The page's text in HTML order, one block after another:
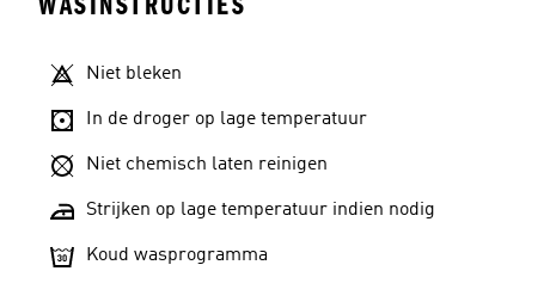
Niet bleken
In de droger op lage temperatuur
Niet chemisch laten reinigen
Strijken op lage temperatuur indien nodig
Koud wasprogramma